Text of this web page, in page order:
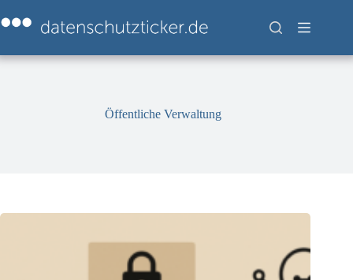
Inhalt
springen
Öffentliche Verwaltung